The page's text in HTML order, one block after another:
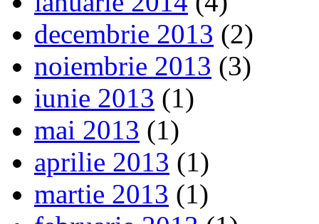
decembrie 2013 (2)
noiembrie 2013 (3)
iunie 2013 (1)
mai 2013 (1)
aprilie 2013 (1)
martie 2013 (1)